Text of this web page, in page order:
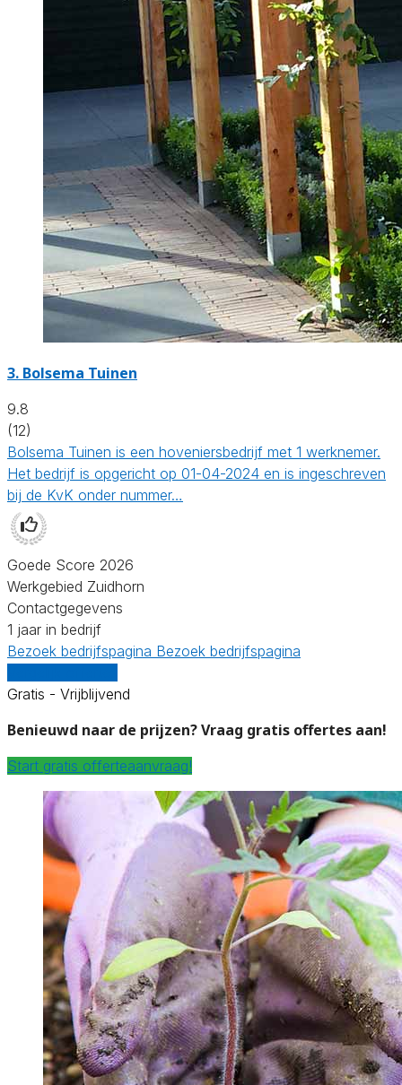
3. Bolsema Tuinen
9.8
(12)
Bolsema Tuinen is een hoveniersbedrijf met 1 werknemer.
Het bedrijf is opgericht op 01-04-2024 en is ingeschreven
bij de KvK onder nummer…
Goede Score 2026
Werkgebied Zuidhorn
Contactgegevens
1 jaar in bedrijf
Bezoek bedrijfspagina Bezoek bedrijfspagina
Gratis - Vrijblijvend
Benieuwd naar de prijzen? Vraag gratis offertes aan!
Start gratis offerteaanvraag!